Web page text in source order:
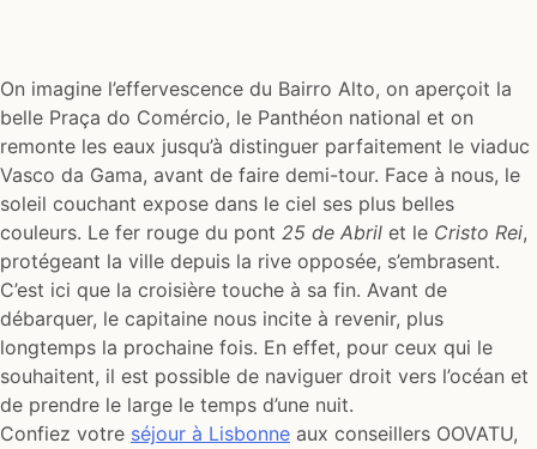
On imagine l’effervescence du Bairro Alto, on aperçoit la
belle Praça do Comércio, le Panthéon national et on
remonte les eaux jusqu’à distinguer parfaitement le viaduc
Vasco da Gama, avant de faire demi-tour. Face à nous, le
soleil couchant expose dans le ciel ses plus belles
couleurs. Le fer rouge du pont 25 de Abril et le Cristo Rei,
protégeant la ville depuis la rive opposée, s’embrasent.
C’est ici que la croisière touche à sa fin. Avant de
débarquer, le capitaine nous incite à revenir, plus
longtemps la prochaine fois. En effet, pour ceux qui le
souhaitent, il est possible de naviguer droit vers l’océan et
de prendre le large le temps d’une nuit.
Confiez votre séjour à Lisbonne aux conseillers OOVATU,